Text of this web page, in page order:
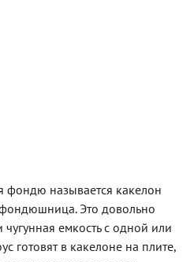
остается
не
меняющаяся
фондю называется какелон
Это довольно
емкость с одной или
готовят в какелоне на плите,